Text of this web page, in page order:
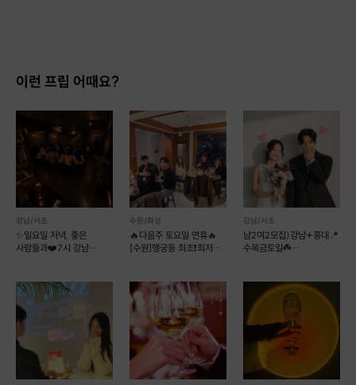
이런 프립 어때요?
강남/서초
✨일요일 저녁, 좋은
사람들과❤️7시 강남
수원/화성
🔥다음주 토요일 연휴🔥
[수원]행궁동 최초❗️최저가❗️
강남/서초
남2여2모집)강남+홍대📍
수목금토일☘️